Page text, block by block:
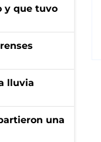
y que tuvo
lluvia
una